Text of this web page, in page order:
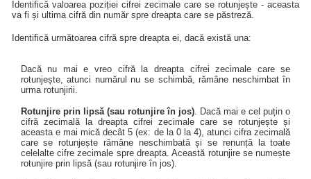
Identifică valoarea poziției cifrei zecimale care se rotunjește - aceasta
va fi și ultima cifră din număr spre dreapta care se păstreză.
Identifică următoarea cifră spre dreapta ei, dacă există una:
Dacă nu mai e vreo cifră la dreapta cifrei zecimale care se
rotunjește, atunci numărul nu se schimbă, rămâne neschimbat în
urma rotunjirii.
Rotunjire prin lipsă (sau rotunjire în jos). Dacă mai e cel puțin o
cifră zecimală la dreapta cifrei zecimale care se rotunjește și
aceasta e mai mică decât 5 (ex: de la 0 la 4), atunci cifra zecimală
care se rotunjește rămâne neschimbată și se renunță la toate
celelalte cifre zecimale spre dreapta. Această rotunjire se numește
rotunjire prin lipsă (sau rotunjire în jos).